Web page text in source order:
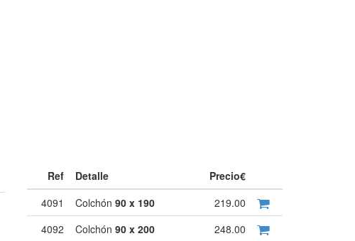
Ref Detalle
Precio€
4091
Colchón 90 x 190
219.00
4092
Colchón 90 x 200
248.00